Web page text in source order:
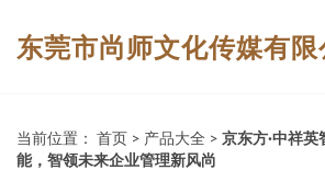
东莞市尚师文化传媒有限
当前位置： 首页 > 产品大全 > 京东方·中祥
能，智领未来企业管理新风尚